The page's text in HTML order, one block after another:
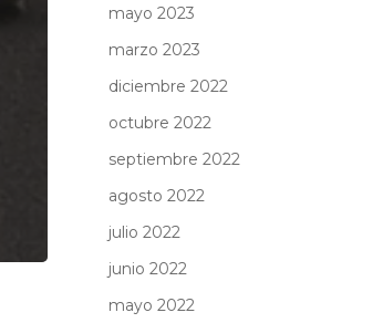
mayo 2023
marzo 2023
diciembre 2022
octubre 2022
septiembre 2022
agosto 2022
julio 2022
junio 2022
mayo 2022